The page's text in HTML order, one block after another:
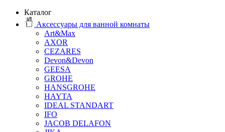
Каталог
Аксессуары для ванной комнаты
Art&Max
AXOR
CEZARES
Devon&Devon
GEESA
GROHE
HANSGROHE
HAYTA
IDEAL STANDART
IFO
JACOB DELAFON